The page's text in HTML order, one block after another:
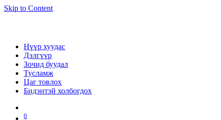
Skip to Content
Нүүр хуудас
Дэлгүүр
Зочид буудал
Тусламж
Цаг товлох
Бидэнтэй холбогдох
0